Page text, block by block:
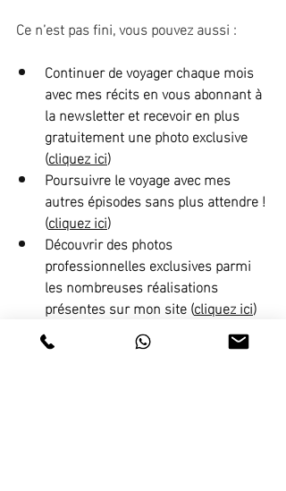
Ce n’est pas fini, vous pouvez aussi :
Continuer de voyager chaque mois
avec mes récits en vous abonnant à
la newsletter et recevoir en plus
gratuitement une photo exclusive
(cliquez ici)
Poursuivre le voyage avec mes
autres épisodes sans plus attendre !
(cliquez ici)
Découvrir des photos
professionnelles exclusives parmi
les nombreuses réalisations
présentes sur mon site (cliquez ici)
Commander une de mes photos en
édition limitée pour vous faire rêver,